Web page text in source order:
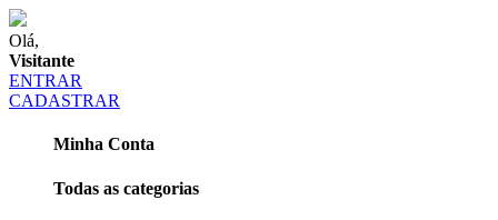
Olá,
Visitante
ENTRAR
CADASTRAR
Minha Conta
Todas as categorias